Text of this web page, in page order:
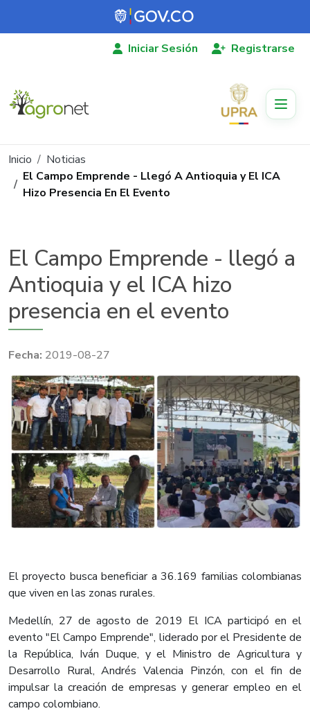
Pasar al contenido principal
Iniciar Sesión Registrarse
Ruta de navegación
Inicio
Noticias
El Campo Emprende - Llegó A Antioquia y El ICA
Hizo Presencia En El Evento
El Campo Emprende - llegó a
Antioquia y el ICA hizo
presencia en el evento
2019-08-27
El proyecto busca beneficiar a 36.169 familias colombianas
que viven en las zonas rurales.
Medellín, 27 de agosto de 2019 El ICA participó en el
evento "El Campo Emprende", liderado por el Presidente de
la República, Iván Duque, y el Ministro de Agricultura y
Desarrollo Rural, Andrés Valencia Pinzón, con el fin de
impulsar la creación de empresas y generar empleo en el
campo colombiano.